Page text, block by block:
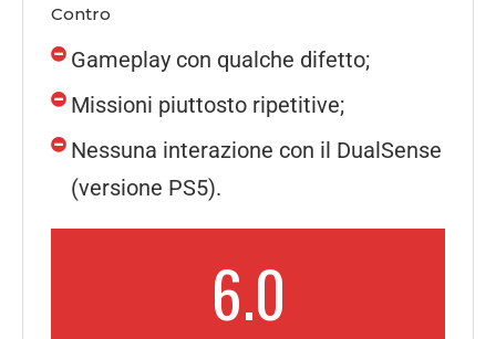
Contro
Gameplay con qualche difetto;
Missioni piuttosto ripetitive;
Nessuna interazione con il DualSense
(versione PS5).
6.0